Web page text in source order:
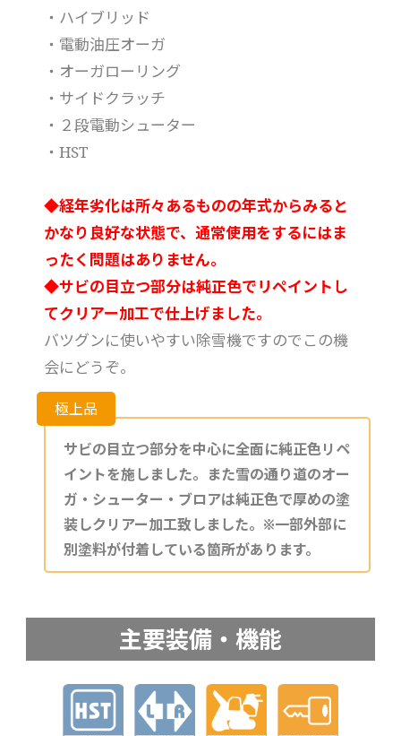
・ハイブリッド
・電動油圧オーガ
・オーガローリング
・サイドクラッチ
・２段電動シューター
・HST
◆経年劣化は所々あるものの年式からみると
かなり良好な状態で、通常使用をするにはま
ったく問題はありません。
◆サビの目立つ部分は純正色でリペイントし
てクリアー加工で仕上げました。
バツグンに使いやすい除雪機ですのでこの機
会にどうぞ。
サビの目立つ部分を中心に全面に純正色リペ
イントを施しました。また雪の通り道のオー
ガ・シューター・ブロアは純正色で厚めの塗
装しクリアー加工致しました。※一部外部に
別塗料が付着している箇所があります。
主要装備・機能